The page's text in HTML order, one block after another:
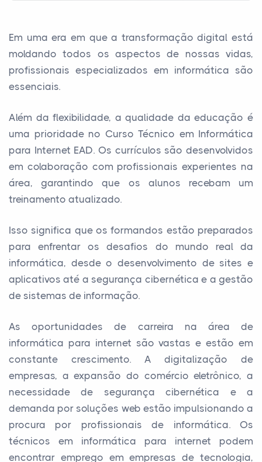
Em uma era em que a transformação digital está
moldando todos os aspectos de nossas vidas,
profissionais especializados em informática são
essenciais.
Além da flexibilidade, a qualidade da educação é
uma prioridade no Curso Técnico em Informática
para Internet EAD. Os currículos são desenvolvidos
em colaboração com profissionais experientes na
área, garantindo que os alunos recebam um
treinamento atualizado.
Isso significa que os formandos estão preparados
para enfrentar os desafios do mundo real da
informática, desde o desenvolvimento de sites e
aplicativos até a segurança cibernética e a gestão
de sistemas de informação.
As oportunidades de carreira na área de
informática para internet são vastas e estão em
constante crescimento. A digitalização de
empresas, a expansão do comércio eletrônico, a
necessidade de segurança cibernética e a
demanda por soluções web estão impulsionando a
procura por profissionais de informática. Os
técnicos em informática para internet podem
encontrar emprego em empresas de tecnologia,